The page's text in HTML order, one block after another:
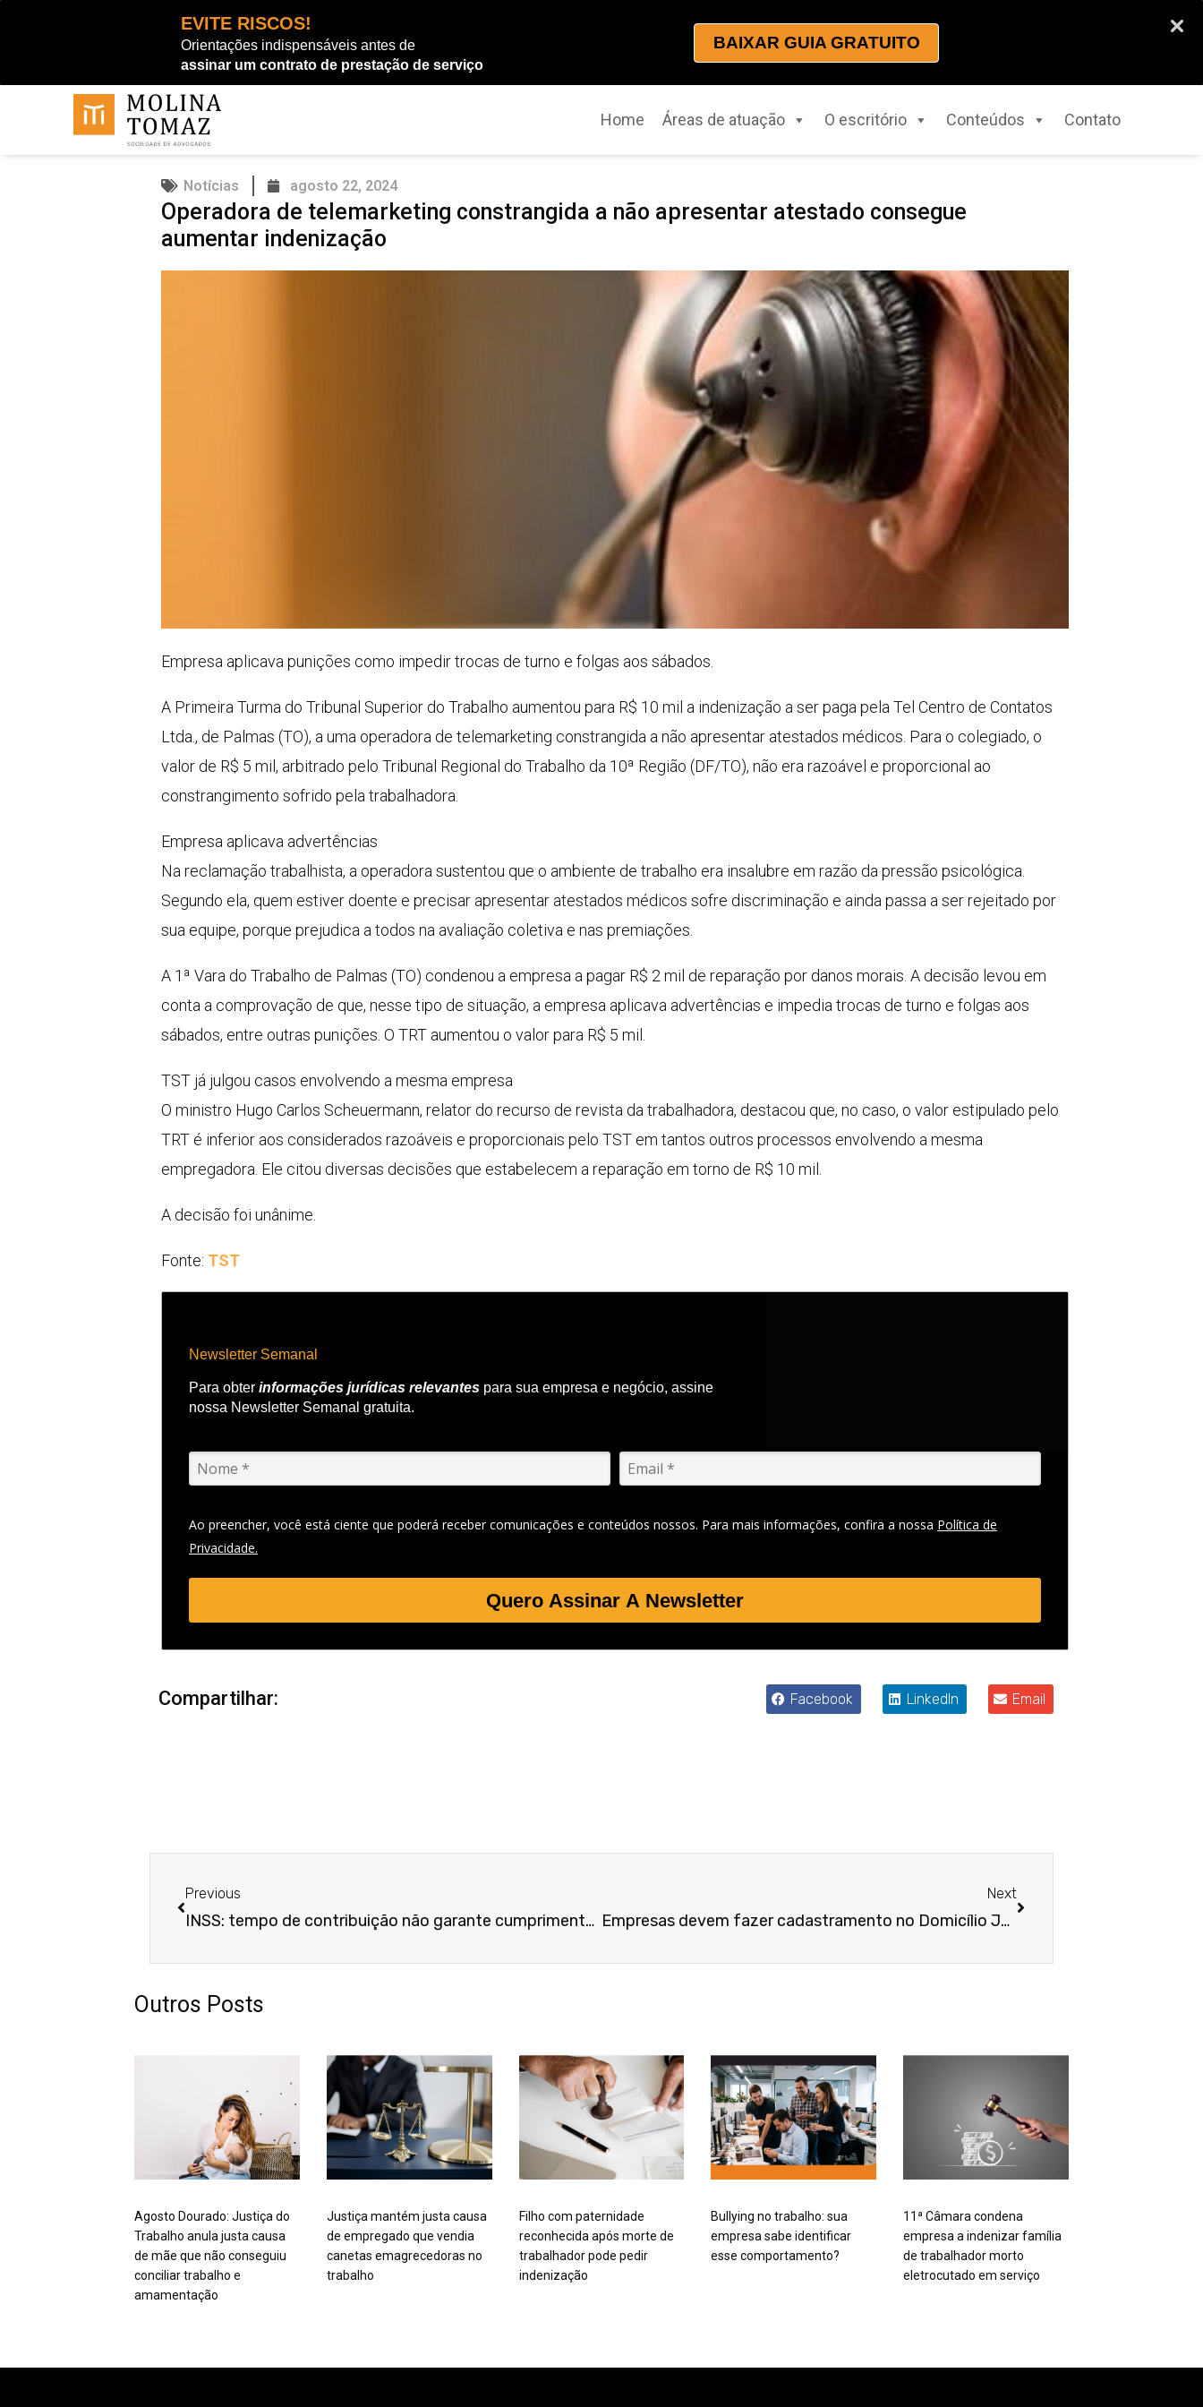
EVITE RISCOS!
Orientações indispensáveis antes de
assinar um contrato de prestação de serviço
BAIXAR GUIA GRATUITO
conteúdo
Home Áreas de atuação O escritório Conteúdos Contato
Notícias agosto 22, 2024
Operadora de telemarketing constrangida a não apresentar atestado consegue
aumentar indenização
Empresa aplicava punições como impedir trocas de turno e folgas aos sábados.
A Primeira Turma do Tribunal Superior do Trabalho aumentou para R$ 10 mil a indenização a ser paga pela Tel Centro de Contatos
Ltda., de Palmas (TO), a uma operadora de telemarketing constrangida a não apresentar atestados médicos. Para o colegiado, o
valor de R$ 5 mil, arbitrado pelo Tribunal Regional do Trabalho da 10ª Região (DF/TO), não era razoável e proporcional ao
constrangimento sofrido pela trabalhadora.
Empresa aplicava advertências
Na reclamação trabalhista, a operadora sustentou que o ambiente de trabalho era insalubre em razão da pressão psicológica.
Segundo ela, quem estiver doente e precisar apresentar atestados médicos sofre discriminação e ainda passa a ser rejeitado por
sua equipe, porque prejudica a todos na avaliação coletiva e nas premiações.
A 1ª Vara do Trabalho de Palmas (TO) condenou a empresa a pagar R$ 2 mil de reparação por danos morais. A decisão levou em
conta a comprovação de que, nesse tipo de situação, a empresa aplicava advertências e impedia trocas de turno e folgas aos
sábados, entre outras punições. O TRT aumentou o valor para R$ 5 mil.
TST já julgou casos envolvendo a mesma empresa
O ministro Hugo Carlos Scheuermann, relator do recurso de revista da trabalhadora, destacou que, no caso, o valor estipulado pelo
TRT é inferior aos considerados razoáveis e proporcionais pelo TST em tantos outros processos envolvendo a mesma
empregadora. Ele citou diversas decisões que estabelecem a reparação em torno de R$ 10 mil.
A decisão foi unânime.
Fonte: TST
Newsletter Semanal
Para obter informações jurídicas relevantes para sua empresa e negócio, assine
nossa Newsletter Semanal gratuita.
Ao preencher, você está ciente que poderá receber comunicações e conteúdos nossos. Para mais informações, confira a nossa Política de
Privacidade.
Quero Assinar A Newsletter
Compartilhar: Facebook LinkedIn Email
Previous
INSS: tempo de contribuição não garante cumprimento de carência
Next
Empresas devem fazer cadastramento no Domicílio Judicial Eletrônico (DJE)
Outros Posts
Agosto Dourado: Justiça do
Trabalho anula justa causa
de mãe que não conseguiu
conciliar trabalho e
amamentação
Justiça mantém justa causa
de empregado que vendia
canetas emagrecedoras no
trabalho
Filho com paternidade
reconhecida após morte de
trabalhador pode pedir
indenização
Bullying no trabalho: sua
empresa sabe identificar
esse comportamento?
11ª Câmara condena
empresa a indenizar família
de trabalhador morto
eletrocutado em serviço